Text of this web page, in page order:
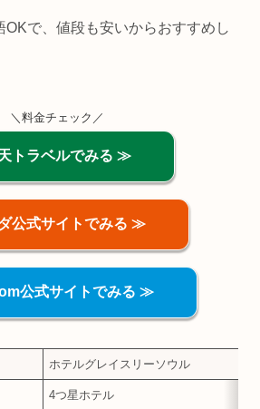
OKで、値段も安いからおすすめし
＼料金チェック／
トラベルでみる ≫
公式サイトでみる ≫
公式サイトでみる ≫
ホテルグレイスリーソウル
4つ星ホテル